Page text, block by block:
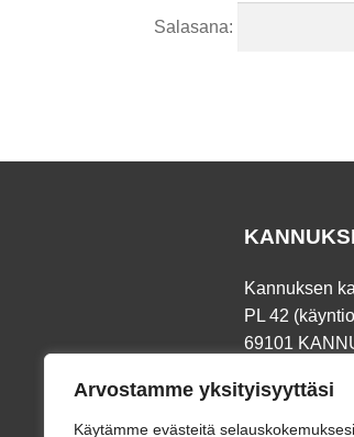
Arvostamme yksityisyyttäsi
Käytämme evästeitä
Salasana:
Kannuksen
PL 42
69101
Puh.06 8745
Fax. 06 873